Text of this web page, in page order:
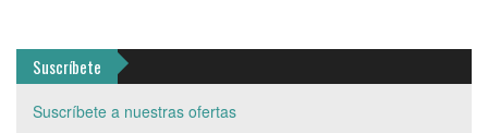
Suscríbete
Suscríbete a nuestras ofertas